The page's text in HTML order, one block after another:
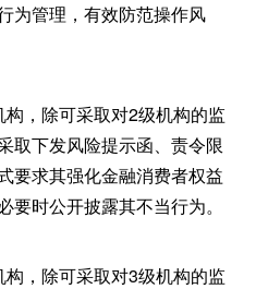
为管理，有效防范操作风
构，除可采取对2级机构的监
取下发风险提示函、责令限
要求其强化金融消费者权益
要时公开披露其不当行为。
构，除可采取对3级机构的监